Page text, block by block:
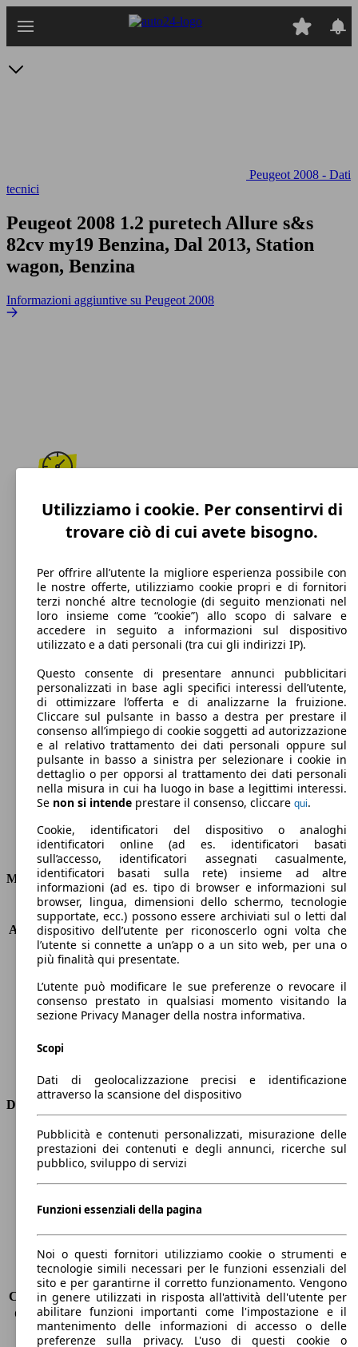
Peugeot 2008 - Dati
tecnici
Peugeot 2008 1.2 puretech Allure s&s
82cv my19 Benzina, Dal 2013, Station
wagon, Benzina
Informazioni aggiuntive su Peugeot 2008
166 km/h
Velocità massima
Benzina
Carburante
114 g/km
Emissioni di CO2 (combinato)*
Consumi
Motore e Prestazioni
KW (PS)
61 kW (83 PS)
Accelerazione (0-100 km/h)
13.6s
Velocità massima (km/h)
166 km/h
Numero di marce
5
Coppia
118 nm
Cilindrata
1199 ccm
Carburante
Benzina
Trasmissione
Dimensioni
Lunghezza
4160 mm
Altezza
1560 mm
Larghezza
Peso massimo
1580 kg
Sedili
5
Carico sul tetto
-
Capacità di traino (senza freni) -
Capacità di traino (con freni)
1100 kg
Volume del bagagliaio
350 - 1200 l
Utilizziamo i cookie. Per consentirvi di
trovare ciò di cui avete bisogno.
Per offrire all’utente la migliore esperienza possibile con
le nostre offerte, utilizziamo cookie propri e di fornitori
terzi nonché altre tecnologie (di seguito menzionati nel
loro insieme come “cookie”) allo scopo di salvare e
accedere in seguito a informazioni sul dispositivo
utilizzato e a dati personali (tra cui gli indirizzi IP).
Questo consente di presentare annunci pubblicitari
personalizzati in base agli specifici interessi dell’utente,
di ottimizzare l’offerta e di analizzarne la fruizione.
Cliccare sul pulsante in basso a destra per prestare il
consenso all’impiego di cookie soggetti ad autorizzazione
e al relativo trattamento dei dati personali oppure sul
pulsante in basso a sinistra per selezionare i cookie in
dettaglio o per opporsi al trattamento dei dati personali
nella misura in cui ha luogo in base a legittimi interessi.
Se non si intende prestare il consenso, cliccare qui.
Cookie, identificatori del dispositivo o analoghi
identificatori online (ad es. identificatori basati
sull’accesso, identificatori assegnati casualmente,
identificatori basati sulla rete) insieme ad altre
informazioni (ad es. tipo di browser e informazioni sul
browser, lingua, dimensioni dello schermo, tecnologie
supportate, ecc.) possono essere archiviati sul o letti dal
dispositivo dell’utente per riconoscerlo ogni volta che
l’utente si connette a un’app o a un sito web, per una o
più finalità qui presentate.
L’utente può modificare le sue preferenze o revocare il
consenso prestato in qualsiasi momento visitando la
sezione Privacy Manager della nostra informativa.
Scopi
Dati di geolocalizzazione precisi e identificazione
attraverso la scansione del dispositivo
Pubblicità e contenuti personalizzati, misurazione delle
prestazioni dei contenuti e degli annunci, ricerche sul
pubblico, sviluppo di servizi
Funzioni essenziali della pagina
Noi o questi fornitori utilizziamo cookie o strumenti e
tecnologie simili necessari per le funzioni essenziali del
sito e per garantirne il corretto funzionamento. Vengono
in genere utilizzati in risposta all'attività dell'utente per
abilitare funzioni importanti come l'impostazione e il
mantenimento delle informazioni di accesso o delle
preferenze sulla privacy. L'uso di questi cookie o